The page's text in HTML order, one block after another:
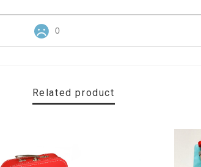
0
Related product